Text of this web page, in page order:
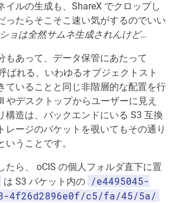
イルの生成も、ShareX でクロップし
ったらそこそこ速い気がするのでいい
ョは全然サムネ生成されんけど…
もあって、データ保管にあたって
ばれる、いわゆるオブジェクトスト
ていることと同じ非階層的な配置を行
やデスクトップからユーザーに見え
構造は、バックエンドにいる S3 互換
レージのバケットを覗いてもその通り
うことです。
たら、 oCIS の個人フォルダ直下に置
は S3 バケット内の /e4495045-
4f26d2896e0f/c5/fa/45/5a/